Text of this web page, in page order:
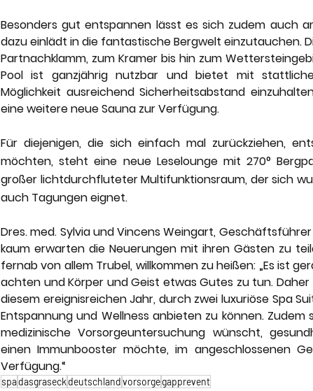
Besonders gut entspannen lässt es sich zudem auch
dazu einlädt in die fantastische Bergwelt einzutauchen.
Partnachklamm, zum Kramer bis hin zum
Pool ist ganzjährig nutzbar und bietet mit
Möglichkeit ausreichend Sicherheitsabstand
eine weitere neue Sauna zur Verfügung.
Für diejenigen, die sich einfach mal zurückziehen,
möchten, steht eine neue Leselounge mit 270°
großer lichtdurchfluteter Multifunktionsraum, der sich
auch Tagungen eignet.
Dres. med. Sylvia und Vincens Weingart, Geschäftsführer
kaum erwarten die Neuerungen mit ihren Gästen zu
fernab von allem Trubel, willkommen zu heißen: „Es ist
achten und Körper und Geist etwas Gutes zu tun.
diesem ereignisreichen Jahr, durch zwei luxuriöse Spa
Entspannung und Wellness anbieten zu können.
medizinische Vorsorgeuntersuchung wünscht,
einen Immunbooster möchte, im angeschlossenen
Verfügung.“
spadasgraseckdeutschlandvorsorgegapprevent